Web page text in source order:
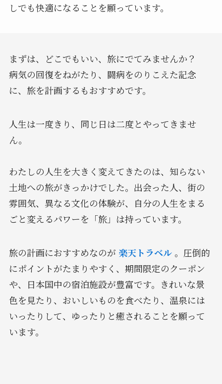
しでも快適になることを願っています。
まずは、どこでもいい、旅にでてみませんか？
病気の回復をねがたり、闘病をのりこえた記念
に、旅を計画するもおすすめです。
人生は一度きり、同じ日は二度とやってきませ
ん。
わたしの人生を大きく変えてきたのは、知らない
土地への旅がきっかけでした。出会った人、街の
雰囲気、異なる文化の体験が、自分の人生をまる
ごと変えるパワーを「旅」は持っています。
旅の計画におすすめなのが 楽天トラベル。圧倒的
にポイントがたまりやすく、期間限定のクーポン
や、日本国中の宿泊施設が豊富です。きれいな景
色を見たり、おいしいものを食べたり、温泉には
いったりして、ゆったりと癒されることを願って
います。